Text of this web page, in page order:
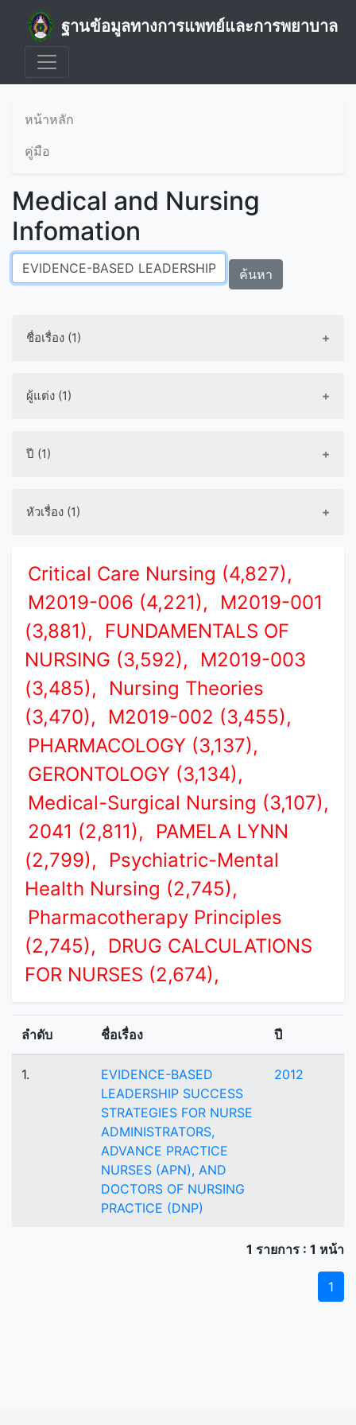
ฐานข้อมูลทางการแพทย์และการพยาบาล
หน้าหลัก
คู่มือ
Medical and Nursing
Infomation
ค้นหา
ชื่อเรื่อง (1)
ผู้แต่ง (1)
ปี (1)
หัวเรื่อง (1)
Critical Care Nursing (4,827),
M2019-006 (4,221),
M2019-001
(3,881),
FUNDAMENTALS OF
NURSING (3,592),
M2019-003
(3,485),
Nursing Theories
(3,470),
M2019-002 (3,455),
PHARMACOLOGY (3,137),
GERONTOLOGY (3,134),
Medical-Surgical Nursing (3,107),
2041 (2,811),
PAMELA LYNN
(2,799),
Psychiatric-Mental
Health Nursing (2,745),
Pharmacotherapy Principles
(2,745),
DRUG CALCULATIONS
FOR NURSES (2,674),
ลำดับ ชื่อเรื่อง ปี
1.
EVIDENCE-BASED
LEADERSHIP SUCCESS
STRATEGIES FOR NURSE
ADMINISTRATORS,
ADVANCE PRACTICE
NURSES (APN), AND
DOCTORS OF NURSING
PRACTICE (DNP)
2012
1 รายการ : 1 หน้า
1